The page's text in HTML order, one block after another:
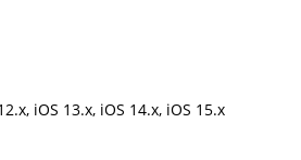
iOS 13.x, iOS 14.x, iOS 15.x